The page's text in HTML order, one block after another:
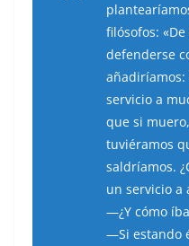
filósofos:
defenderse
añadiríamos:
servicio a
que si
tuviéramos
saldríamos.
un servicio a
—¿Y cómo
—Si estando